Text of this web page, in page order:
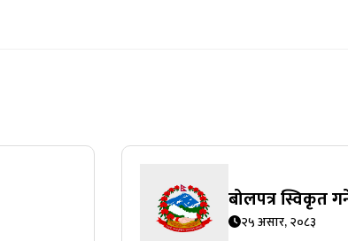
बोलपत्र स्विकृत
२५ असार, २०८३